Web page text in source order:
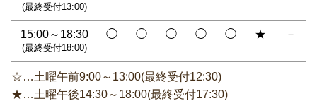
(最終受付13:00)
15:00～18:30
(最終受付18:00)
◯ ◯ ◯ ◯ ◯ ★ －
☆…土曜午前9:00～13:00(最終受付12:30)
★…土曜午後14:30～18:00(最終受付17:30)